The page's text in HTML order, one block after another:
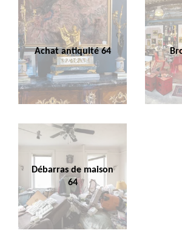
Achat antiquité 64
Débarras de maison
64